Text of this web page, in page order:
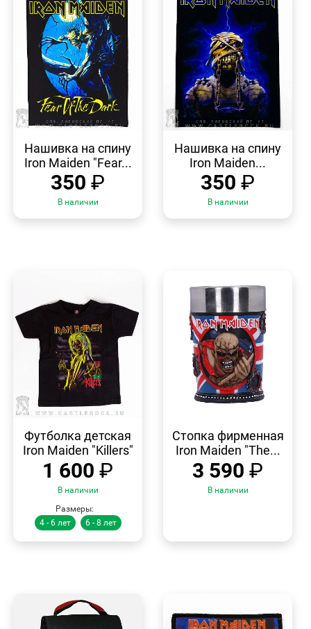
Нашивка на спину
Iron Maiden "Fear...
350 ₽
В наличии
Нашивка на спину
Iron Maiden...
350 ₽
В наличии
ПРОСМОТР
Футболка детская
Iron Maiden "Killers"
1 600 ₽
В наличии
Размеры:
4 - 6 лет
6 - 8 лет
ПРОСМОТР
Стопка фирменная
Iron Maiden "The...
3 590 ₽
В наличии